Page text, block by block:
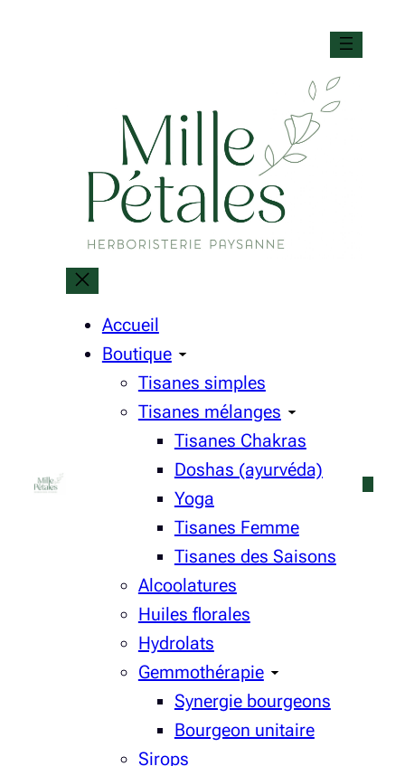
Accueil
Boutique
Tisanes simples
Tisanes mélanges
Tisanes Chakras
Doshas (ayurvéda)
Yoga
Tisanes Femme
Tisanes des Saisons
Alcoolatures
Huiles florales
Hydrolats
Gemmothérapie
Synergie bourgeons
Bourgeon unitaire
Sirops